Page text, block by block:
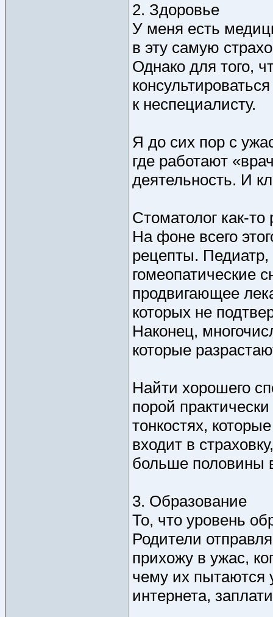
2. Здоровье
У меня есть
в эту самую
Однако для того,
к неспециалисту.
Я до сих пор с
где работают
деятельность. И
Стоматолог как-
На фоне всего
рецепты.
гомеопатические
продвигающее
которых не
Наконец,
которые
Найти хорошего
порой
тонкостях,
входит в
больше половины
3. Образование
То, что уровень
Родители
прихожу в ужас,
чему их пытаются
интернета,